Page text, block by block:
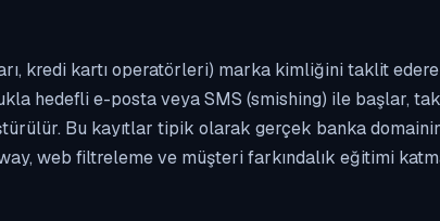
kredi kartı operatörleri) marka kimliğini taklit
hedefli e-posta veya SMS (smishing) ile başlar,
Bu kayıtlar tipik olarak gerçek banka
web filtreleme ve müşteri farkındalık eğitimi